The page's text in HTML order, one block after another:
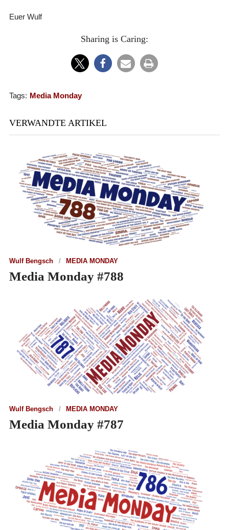
Euer Wulf
Sharing is Caring:
Tags: Media Monday
VERWANDTE ARTIKEL
Wulf Bengsch MEDIA MONDAY
Media Monday #788
Wulf Bengsch MEDIA MONDAY
Media Monday #787